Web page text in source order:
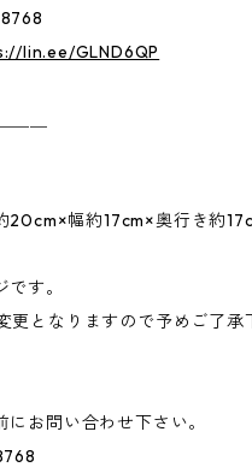
lin.ee/GLND6QP
20cm×幅約17cm×奥行き約
す。
更となりますので予めご了承
にお問い合わせ下さい。